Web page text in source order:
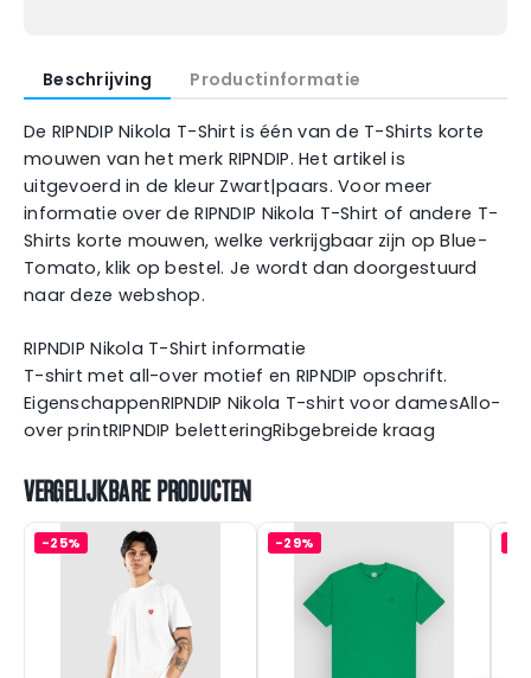
Beschrijving Productinformatie
De RIPNDIP Nikola T-Shirt is één van de T-Shirts korte
mouwen van het merk RIPNDIP. Het artikel is
uitgevoerd in de kleur Zwart|paars. Voor meer
informatie over de RIPNDIP Nikola T-Shirt of andere T-
Shirts korte mouwen, welke verkrijgbaar zijn op Blue-
Tomato, klik op bestel. Je wordt dan doorgestuurd
naar deze webshop.
RIPNDIP Nikola T-Shirt informatie
T-shirt met all-over motief en RIPNDIP opschrift.
EigenschappenRIPNDIP Nikola T-shirt voor damesAllo-
over printRIPNDIP beletteringRibgebreide kraag
VERGELIJKBARE PRODUCTEN
-25% -29%